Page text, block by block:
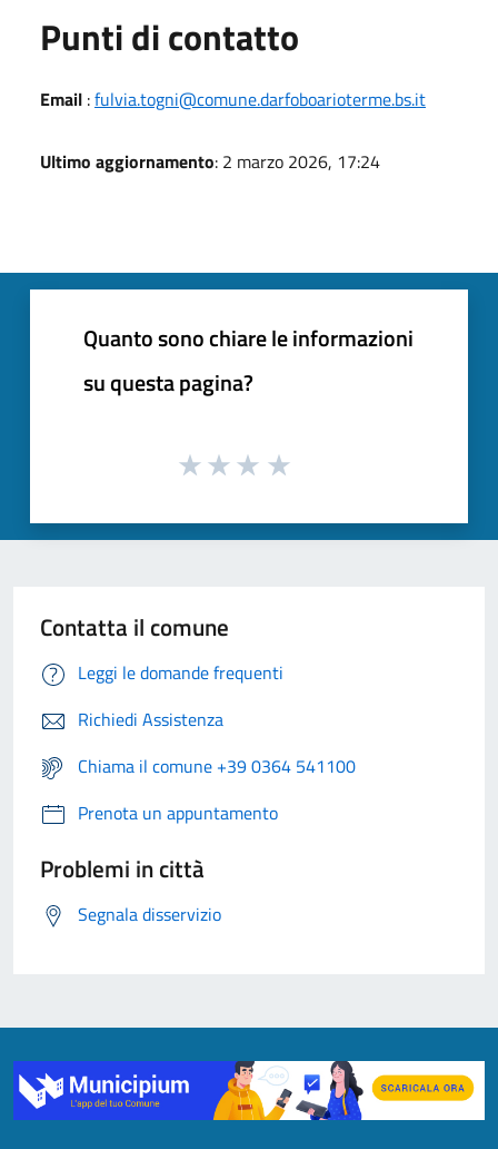
Punti di contatto
Email :fulvia.togni@comune.darfoboarioterme.bs.it
Ultimo aggiornamento: 2 marzo 2026, 17:24
Quanto sono chiare le informazioni
su questa pagina?
Contatta il comune
Leggi le domande frequenti
Richiedi Assistenza
Chiama il comune +39 0364 541100
Prenota un appuntamento
Problemi in città
Segnala disservizio